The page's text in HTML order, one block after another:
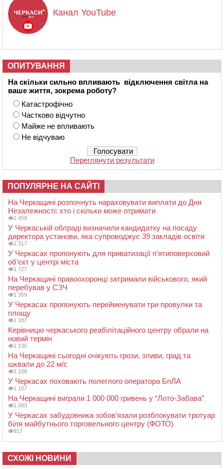
Канал YouTube
ОПИТУВАННЯ
На скільки сильно впливають відключення світла на
ваше життя, зокрема роботу?
Катастрофічно
Частково відчутно
Майже не впливають
Не відчуваю
Переглянути результати
ПОПУЛЯРНЕ НА САЙТІ
На Черкащині розпочнуть нараховувати виплати до Дня
Незалежності: хто і скільки може отримати
2 459
У Черкаській облраді визначили кандидатку на посаду
директора установи, яка супроводжує 39 закладів освіти
2 317
У Черкасах пропонують для приватизації п’ятиповерховий
об’єкт у центрі міста
1 727
На Черкащині правоохоронці затримали військового, який
перебував у СЗЧ
1 359
У Черкасах пропонують перейменувати три провулки та
площу
1 187
Керівницю черкаського реабілітаційного центру обрали на
новий термін
1 135
На Черкащині сьогодні очікують грози, зливи, град та
шквали до 22 м/с
1 108
У Черкасах поховають полеглого оператора БпЛА
1 107
На Черкащині виграли 1 000 000 гривень у “Лото-Забава”
1 083
У Черкасах забудовника зобов’язали розблокувати тротуар
біля майбутнього торговельного центру (ФОТО)
917
СХОЖІ НОВИНИ